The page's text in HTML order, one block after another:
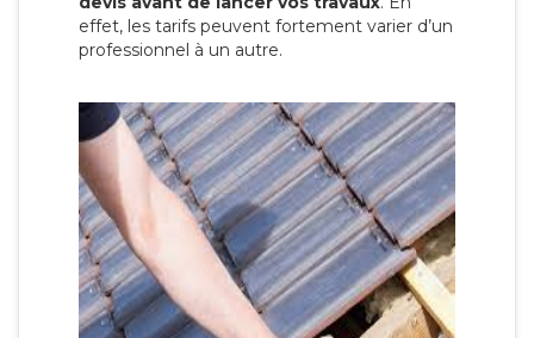
effet, les tarifs peuvent fortement varier d’un
professionnel à un autre.